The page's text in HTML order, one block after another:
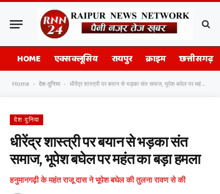
HOME एक्सक्लूसिव रायपुर क्राइम छत्तीसगढ़
Home - देश-दुनिया - धीरेंद्र शास्त्री पर बयान से भड़का संत समाज, भूपेश बघेल पर महंत का बड़ा हमला
देश-दुनिया
धीरेंद्र शास्त्री पर बयान से भड़का संत
समाज, भूपेश बघेल पर महंत का बड़ा हमला
हनुमानगढ़ी के महंत राजू दास ने भूपेश बघेल की तुलना रावण से की